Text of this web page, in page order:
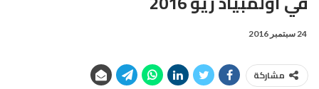
24 سبتمبر 2016
مشاركة